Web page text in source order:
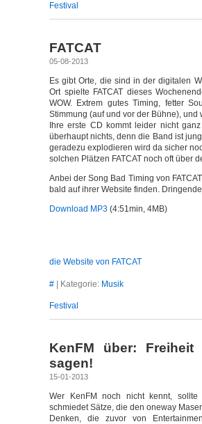
Festival
FATCAT
05-08-2013
Es gibt Orte, die sind in der digitalen
Ort spielte FATCAT dieses
WOW. Extrem gutes Timing, fetter
Stimmung (auf und vor der Bühne), und
Ihre erste CD kommt leider nicht
überhaupt nichts, denn die Band ist
geradezu explodieren wird da sicher
solchen Plätzen FATCAT noch oft über
Anbei der Song Bad Timing von
bald auf ihrer Website finden.
Download MP3 (4:51min, 4MB)
die Website von FATCAT
# | Kategorie: Musik
Festival
KenFM über:
sagen!
15-01-2013
Wer KenFM noch nicht kennt,
schmiedet Sätze, die den oneway
Denken, die zuvor von